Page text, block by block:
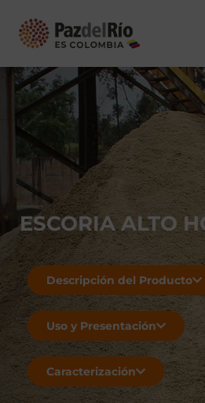
contenido
ESCORIA ALTO
Descripción del Producto
Uso y Presentación
Caracterización